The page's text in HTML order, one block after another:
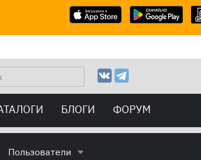
БЛОГИ ФОРУМ
Пользователи